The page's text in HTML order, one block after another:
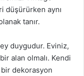
düşürürken aynı
tanır.
duygudur. Eviniz,
alan olmalı. Kendi
dekorasyon